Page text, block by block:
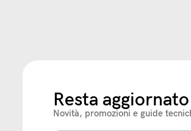
Resta aggiornato
Novità, promozioni e guide